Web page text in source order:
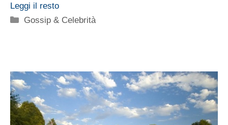
Leggi il resto
Categorie
Gossip & Celebrità